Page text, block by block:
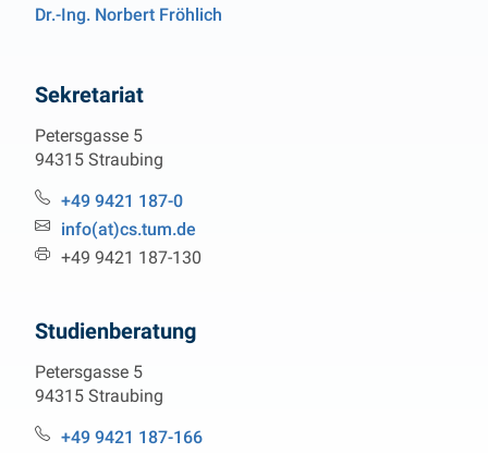
Dr.-Ing. Norbert Fröhlich
Sekretariat
Petersgasse 5
94315 Straubing
Telefon:
+49 9421 187-0
Email:info(at)cs.tum.de
Fax:+49 9421 187-130
Studienberatung
Petersgasse 5
94315 Straubing
Tel.:+49 9421 187-166